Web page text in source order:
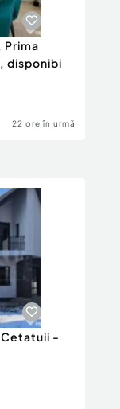
Prima
disponibi
22 ore în urmă
Cetatuii -